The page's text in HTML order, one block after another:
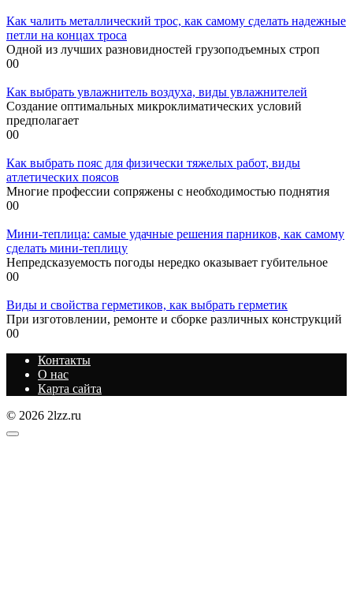
Как чалить металлический трос, как самому сделать надежные
петли на концах троса
Одной из лучших разновидностей грузоподъемных строп
00
Как выбрать увлажнитель воздуха, виды увлажнителей
Создание оптимальных микроклиматических условий
предполагает
00
Как выбрать пояс для физически тяжелых работ, виды
атлетических поясов
Многие профессии сопряжены с необходимостью поднятия
00
Мини-теплица: самые удачные решения парников, как самому
сделать мини-теплицу
Непредсказуемость погоды нередко оказывает губительное
00
Виды и свойства герметиков, как выбрать герметик
При изготовлении, ремонте и сборке различных конструкций
00
Контакты
О нас
Карта сайта
© 2026 2lzz.ru